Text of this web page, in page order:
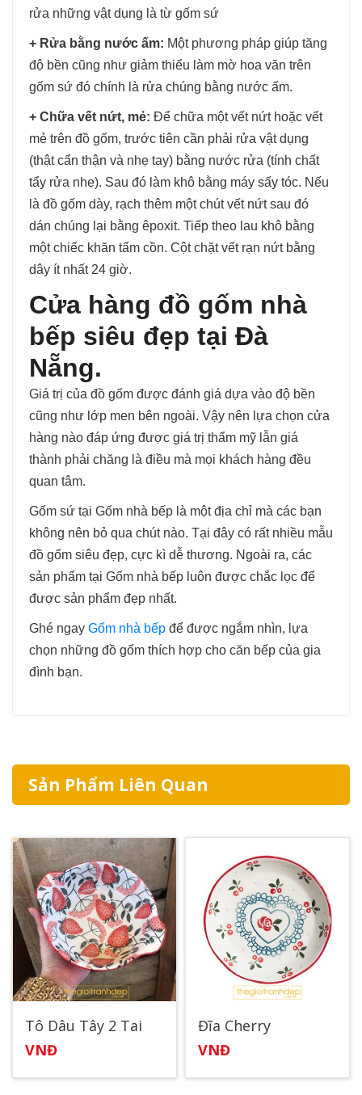
rửa những vật dụng là từ gốm sứ
+ Rửa bằng nước ấm: Một phương pháp giúp tăng
độ bền cũng như giảm thiểu làm mờ hoa văn trên
gốm sứ đó chính là rửa chúng bằng nước ấm.
+ Chữa vết nứt, mẻ: Để chữa một vết nứt hoặc vết
mẻ trên đồ gốm, trước tiên cần phải rửa vật dụng
(thật cẩn thận và nhẹ tay) bằng nước rửa (tính chất
tẩy rửa nhẹ). Sau đó làm khô bằng máy sấy tóc. Nếu
là đồ gốm dày, rạch thêm một chút vết nứt sau đó
dán chúng lại bằng êpoxit. Tiếp theo lau khô bằng
một chiếc khăn tẩm cồn. Cột chặt vết rạn nứt bằng
dây ít nhất 24 giờ.
Cửa hàng đồ gốm nhà
bếp siêu đẹp tại Đà
Nẵng.
Giá trị của đồ gốm được đánh giá dựa vào độ bền
cũng như lớp men bên ngoài. Vậy nên lựa chọn cửa
hàng nào đáp ứng được giá trị thẩm mỹ lẫn giá
thành phải chăng là điều mà mọi khách hàng đều
quan tâm.
Gốm sứ tại Gốm nhà bếp là một địa chỉ mà các bạn
không nên bỏ qua chút nào. Tại đây có rất nhiều mẫu
đồ gốm siêu đẹp, cực kì dễ thương. Ngoài ra, các
sản phẩm tại Gốm nhà bếp luôn được chắc lọc để
được sản phẩm đẹp nhất.
Ghé ngay Gốm nhà bếp để được ngắm nhìn, lựa
chọn những đồ gốm thích hợp cho căn bếp của gia
đình bạn.
Sản Phẩm Liên Quan
Tô Dâu Tây 2 Tai
VNĐ
Đĩa Cherry
VNĐ